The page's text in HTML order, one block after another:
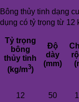
Bông thủy tinh dạng
dụng có tỷ trọng từ 12
Tỷ trọng
bông
thủy tinh
(kg/m3)
Độ
dày
(mm)
12 50